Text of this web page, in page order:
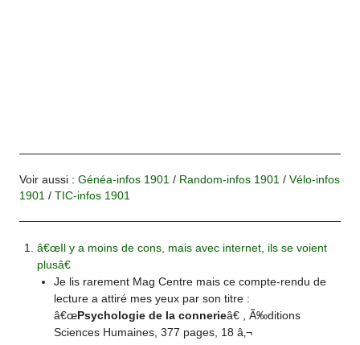
Voir aussi :Généa-infos 1901 / Random-infos 1901 /Vélo-infos
1901 /TIC-infos 1901
â€œIl y a moins de cons, mais avec internet, ils se voient
plusâ€
Je lis rarement Mag Centre mais ce compte-rendu de
lecture a attiré mes yeux par son titre :
â€œPsychologie de la connerieâ€ , Ã‰ditions
Sciences Humaines, 377 pages, 18 â‚¬